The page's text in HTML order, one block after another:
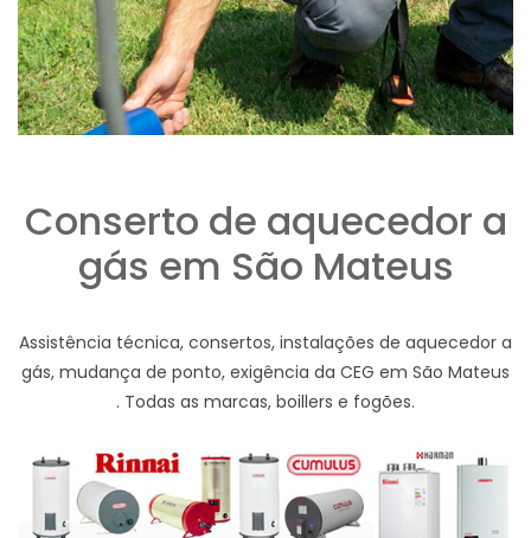
Conserto de aquecedor a
gás em São Mateus
Assistência técnica, consertos, instalações de aquecedor a
gás, mudança de ponto, exigência da CEG em São Mateus
. Todas as marcas, boillers e fogões.